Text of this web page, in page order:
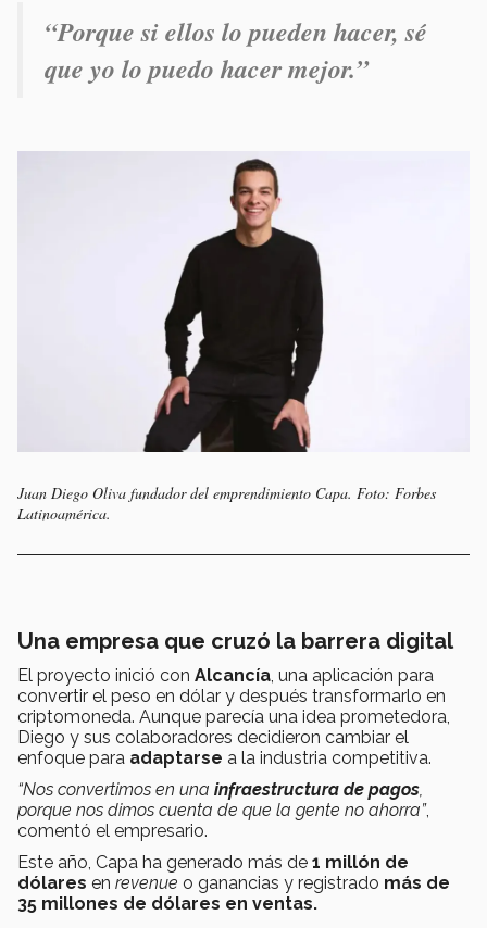
“Porque si ellos lo pueden hacer, sé
que yo lo puedo hacer mejor.”
Juan Diego Oliva fundador del emprendimiento Capa. Foto: Forbes
Latinoamérica.
Una empresa que cruzó la barrera digital
El proyecto inició con Alcancía, una aplicación para
convertir el peso en dólar y después transformarlo en
criptomoneda. Aunque parecía una idea prometedora,
Diego y sus colaboradores decidieron cambiar el
enfoque para adaptarse a la industria competitiva.
“Nos convertimos en una infraestructura de pagos,
porque nos dimos cuenta de que la gente no ahorra”,
comentó el empresario.
Este año, Capa ha generado más de 1 millón de
dólares en revenue o ganancias y registrado más de
35 millones de dólares en ventas.